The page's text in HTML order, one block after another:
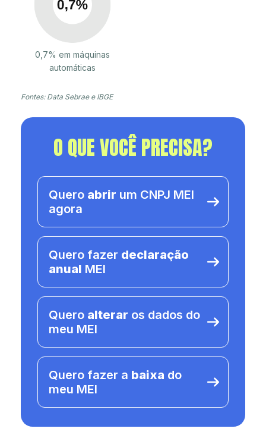
0,7% em máquinas
automáticas
Fontes: Data Sebrae e IBGE
O QUE VOCÊ PRECISA?
Quero abrir um CNPJ MEI
agora
Quero fazer declaração
anual MEI
Quero alterar os dados do
meu MEI
Quero fazer a baixa do
meu MEI